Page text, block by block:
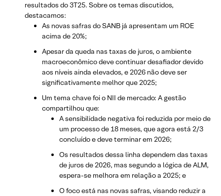
resultados do 3T25. Sobre os temas discutidos,
destacamos:
As novas safras do SANB já apresentam um ROE
acima de 20%;
Apesar da queda nas taxas de juros, o ambiente
macroeconômico deve continuar desafiador devido
aos níveis ainda elevados, e 2026 não deve ser
significativamente melhor que 2025;
Um tema chave foi o NII de mercado: A gestão
compartilhou que:
A sensibilidade negativa foi reduzida por meio de
um processo de 18 meses, que agora está 2/3
concluído e deve terminar em 2026;
Os resultados dessa linha dependem das taxas
de juros de 2026, mas segundo a lógica de ALM,
espera-se melhora em relação a 2025; e
O foco está nas novas safras, visando reduzir a